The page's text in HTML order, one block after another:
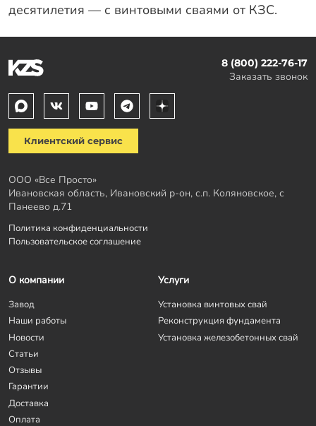
десятилетия — с винтовыми сваями от КЗС.
8 (800) 222-76-17
Заказать звонок
Клиентский сервис
ООО «Все Просто»
Ивановская область, Ивановский р-он, с.п. Коляновское, с
Панеево д.71
Политика конфиденциальности
Пользовательское соглашение
О компании
Завод
Наши работы
Новости
Статьи
Отзывы
Гарантии
Доставка
Оплата
Услуги
Установка винтовых свай
Реконструкция фундамента
Установка железобетонных свай